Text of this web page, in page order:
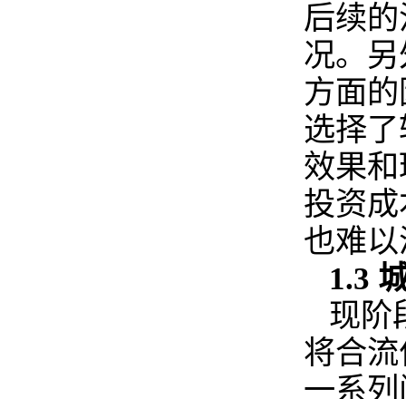
后续
况。
方面
选择
效果
投资
也难
1.3
现阶
将合
一系